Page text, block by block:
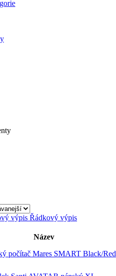
výpis Řádkový výpis
Název
počítač Mares SMART Black/Red